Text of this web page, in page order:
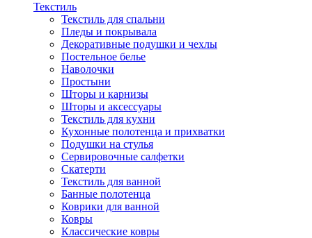
Текстиль
Текстиль для спальни
Пледы и покрывала
Декоративные подушки и чехлы
Постельное белье
Наволочки
Простыни
Шторы и карнизы
Шторы и аксессуары
Текстиль для кухни
Кухонные полотенца и прихватки
Подушки на стулья
Сервировочные салфетки
Скатерти
Текстиль для ванной
Банные полотенца
Коврики для ванной
Ковры
Классические ковры